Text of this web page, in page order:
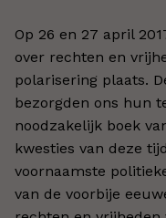
Op 26 en 27 april
over rechten en
polarisering plaats.
bezorgden ons hun
noodzakelijk boek
kwesties van deze
voornaamste
van de voorbije